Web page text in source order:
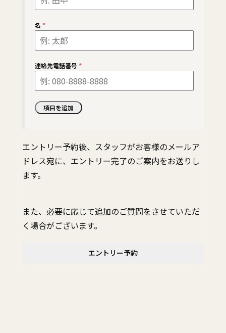
名 *
連絡先電話番号 *
エントリー予約後、スタッフがお客様のメールア
ドレス宛に、エントリー完了のご案内をお送りし
ます。
また、必要に応じて追加のご質問をさせていただ
く場合がございます。
エントリー予約